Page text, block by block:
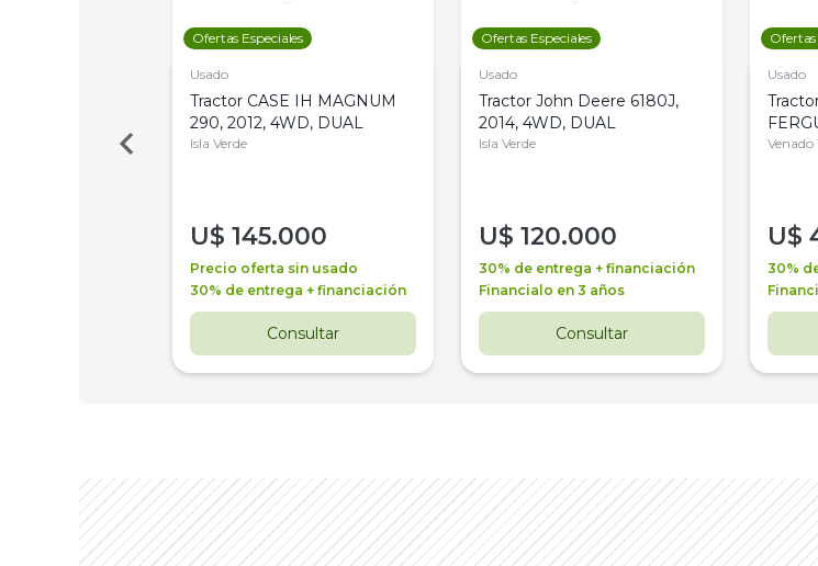
Ofertas Especiales
Usado
Tractor CASE IH MAGNUM
290, 2012, 4WD, DUAL
Isla Verde
U$ 145.000
Precio oferta sin usado
30% de entrega + financiación
Consultar
Ofertas Especiales
Usado
Tractor John Deere 6180J,
2014, 4WD, DUAL
Isla Verde
U$ 120.000
30% de entrega + financiación
Financialo en 3 años
Consultar
Ofertas
Usado
4WD,
U$
30%